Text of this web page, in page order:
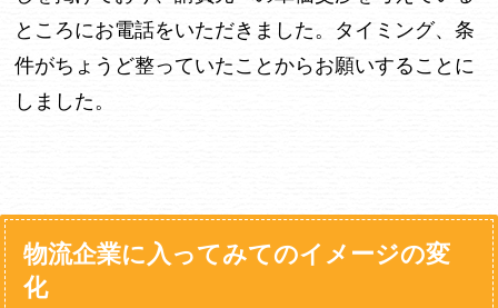
ところにお電話をいただきました。タイミング、条
件がちょうど整っていたことからお願いすることに
しました。
物流企業に入ってみてのイメージの変
化